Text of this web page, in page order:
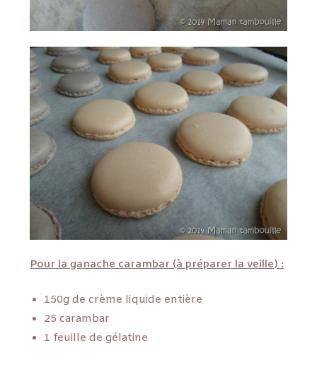
Pour la ganache carambar (à préparer la veille) :
150g de crème liquide entière
25 carambar
1 feuille de gélatine